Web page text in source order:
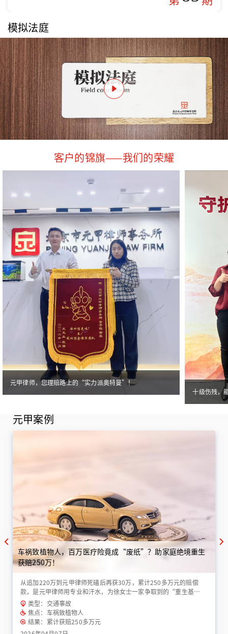
模拟法庭
客户的锦旗——我们的荣耀
元甲律师，您理赔路上的“实力派奥特曼”！
十级伤残，
元甲案例
车祸致植物人，百万医疗险竟成“废纸”？助家庭绝境重生
获赔250万！
从追加220万到元甲律师死磕后再获30万，累计250多万元的赔偿
款，是元甲律师用专业和汗水，为徐女士一家争取到的“重生基
金”！
类型：交通事故
焦点：车祸致植物人
结果：累计获赔250多万元